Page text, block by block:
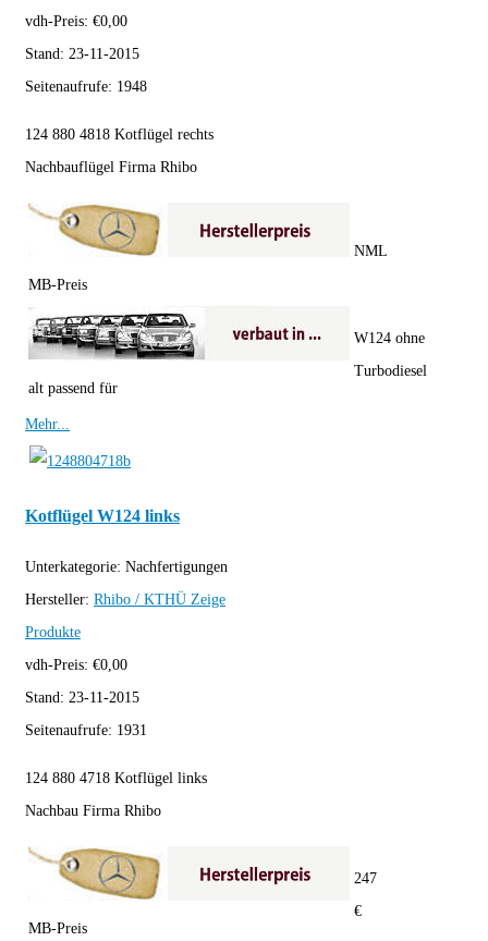
vdh-Preis: €0,00
Stand: 23-11-2015
Seitenaufrufe: 1948
124 880 4818 Kotflügel rechts
Nachbauflügel Firma Rhibo
MB-Preis
NML
alt passend für
W124 ohne
Turbodiesel
Mehr...
Kotflügel W124 links
Unterkategorie: Nachfertigungen
Hersteller: Rhibo / KTHÜ Zeige
Produkte
vdh-Preis: €0,00
Stand: 23-11-2015
Seitenaufrufe: 1931
124 880 4718 Kotflügel links
Nachbau Firma Rhibo
MB-Preis
247
€